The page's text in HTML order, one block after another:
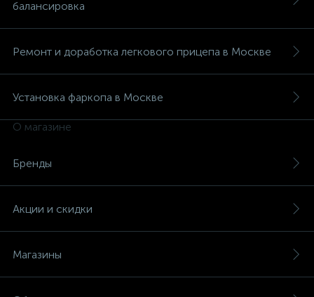
балансировка
Ремонт и доработка легкового прицепа в Москве
Установка фаркопа в Москве
О магазине
Бренды
Акции и скидки
Магазины